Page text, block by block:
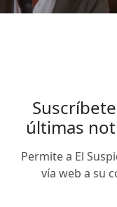
últimas
Permite a El
vía web a su